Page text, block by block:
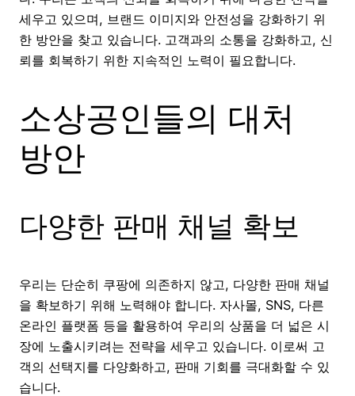
세우고 있으며, 브랜드 이미지와 안전성을 강화하기 위
한 방안을 찾고 있습니다. 고객과의 소통을 강화하고, 신
뢰를 회복하기 위한 지속적인 노력이 필요합니다.
소상공인들의 대처
방안
다양한 판매 채널 확보
우리는 단순히 쿠팡에 의존하지 않고, 다양한 판매 채널
을 확보하기 위해 노력해야 합니다. 자사몰, SNS, 다른
온라인 플랫폼 등을 활용하여 우리의 상품을 더 넓은 시
장에 노출시키려는 전략을 세우고 있습니다. 이로써 고
객의 선택지를 다양화하고, 판매 기회를 극대화할 수 있
습니다.